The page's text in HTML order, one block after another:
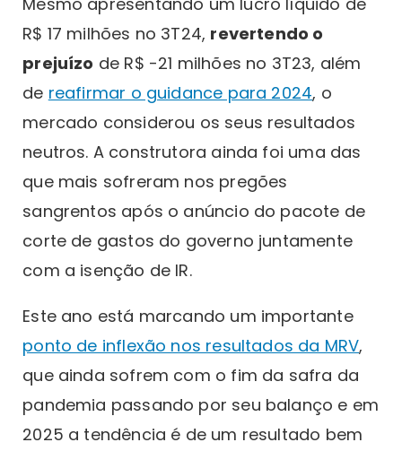
R$ 17 milhões no 3T24, revertendo o
prejuízo de R$ -21 milhões no 3T23, além
de reafirmar o guidance para 2024, o
mercado considerou os seus resultados
neutros. A construtora ainda foi uma das
que mais sofreram nos pregões
sangrentos após o anúncio do pacote de
corte de gastos do governo juntamente
com a isenção de IR.
Este ano está marcando um importante
ponto de inflexão nos resultados da MRV,
que ainda sofrem com o fim da safra da
pandemia passando por seu balanço e em
2025 a tendência é de um resultado bem